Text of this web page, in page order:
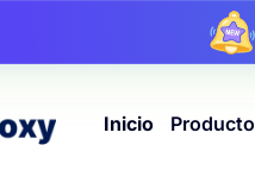
Inicio